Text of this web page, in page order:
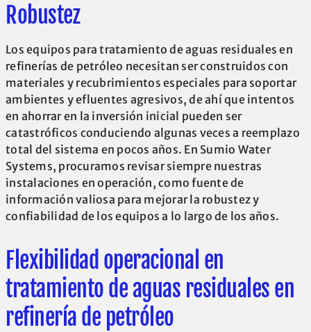
Robustez
Los equipos para tratamiento de aguas residuales en
refinerías de petróleo necesitan ser construidos con
materiales y recubrimientos especiales para soportar
ambientes y efluentes agresivos, de ahí que intentos
en ahorrar en la inversión inicial pueden ser
catastróficos conduciendo algunas veces a reemplazo
total del sistema en pocos años. En Sumio Water
Systems, procuramos revisar siempre nuestras
instalaciones en operación, como fuente de
información valiosa para mejorar la robustez y
confiabilidad de los equipos a lo largo de los años.
Flexibilidad operacional en
tratamiento de aguas residuales en
refinería de petróleo